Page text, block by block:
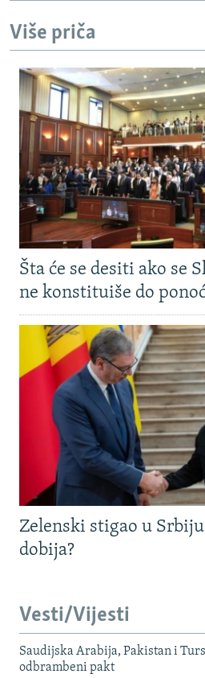
Više priča
Šta će se desiti ako se
ne konstituiše do
Zelenski stigao u
dobija?
Vesti/Vijesti
Saudijska Arabija, Pakistan i
odbrambeni pakt